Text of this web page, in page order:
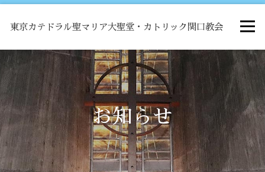
東京カテドラル聖マリア大聖堂・カトリック関口教会
HOME
ミサ
お知らせ
お知らせ